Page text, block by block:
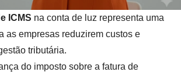
ICMS na conta de luz representa uma
as empresas reduzirem custos e
tributária.
do imposto sobre a fatura de